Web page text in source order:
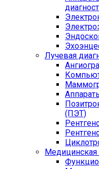
Лучевая
(ПЭТ)